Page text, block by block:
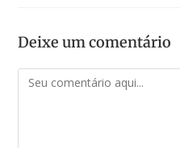
Deixe um comentário